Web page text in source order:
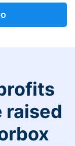
raised